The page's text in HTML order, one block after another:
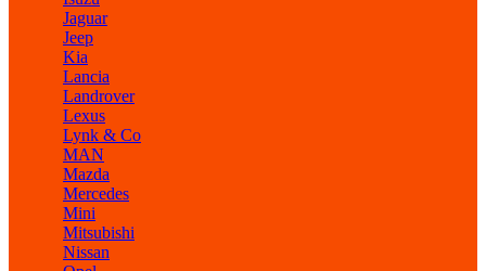
Jaguar
Jeep
Kia
Lancia
Landrover
Lexus
Lynk & Co
MAN
Mazda
Mercedes
Mini
Mitsubishi
Nissan